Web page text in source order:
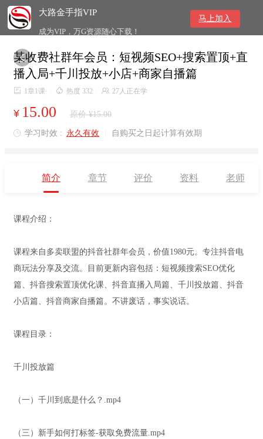
大路金手指VIP
成为VIP，万G资源随心下载！
马上加入

某收费社群年会员：短视频SEO+搜索置顶+直
播入局+千川投放+小店+商家自播篇
 1章1课  热度 332  27人正在学
¥ 15.00 原价 ¥15.00
 学习时效 : 永久有效 自购买之日起计算有效期
简介 章节 评价 资料 老师
课程介绍：
课程来自多卖联盟的抖音社群年会员，价值1980元。专注抖音电
商玩法分享及交流。目前更新内容包括：短视频搜索SEO优化
篇、抖音搜索置顶优化课、抖音直播入局篇、千川投放篇、抖音
小店篇、抖音商家自播篇。不讲废话，事实说话。
课程目录：
千川投放篇
（一）千川到底是什么？.mp4
（三）新手如何打标签-获取免费流量.mp4